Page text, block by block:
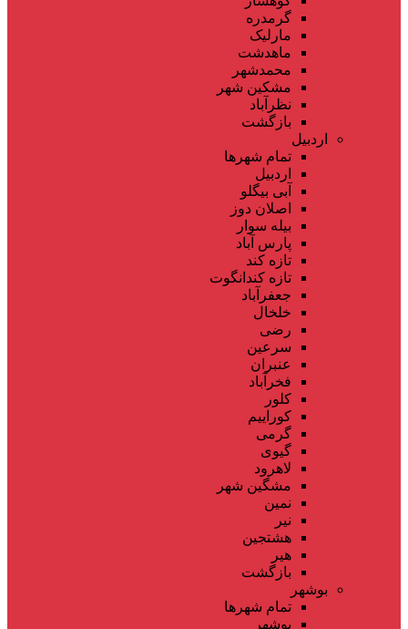
گرمدره
مارلیک
ماهدشت
محمدشهر
مشکین شهر
نظرآباد
بازگشت
اردبیل
تمام شهر‌ها
اردبیل
آبی بیگلو
اصلان دوز
بیله سوار
پارس آباد
تازه کند
تازه کندانگوت
جعفرآباد
خلخال
رضی
سرعین
عنبران
فخرآباد
کلور
کوراییم
گرمی
گیوی
لاهرود
مشگین شهر
نمین
نیر
هشتجین
هیر
بازگشت
بوشهر
تمام شهر‌ها
بوشهر